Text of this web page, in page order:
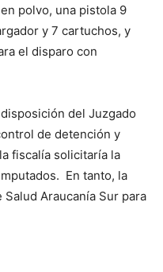
polvo, una pistola 9
y 7 cartuchos, y
el disparo con
del Juzgado
de detención y
fiscalía solicitaría la
En tanto, la
Araucanía Sur para